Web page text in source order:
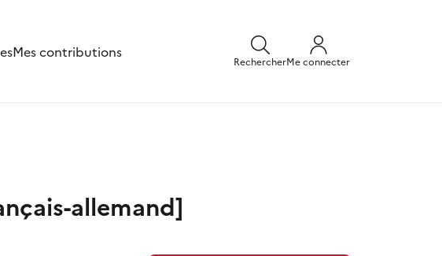
Mes contributions
RechercherMe connecter
allemand]